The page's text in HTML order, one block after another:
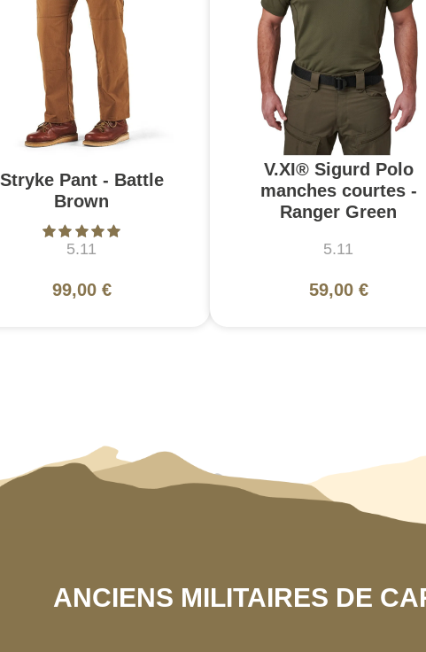
Stryke Pant - Battle
Brown
5.11
99,00 €
V.XI® Sigurd Polo
manches courtes -
Ranger Green
5.11
59,00 €
ANCIENS MILITAIRES DE